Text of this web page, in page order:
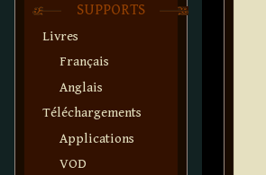
SUPPORTS
Livres
Français
Anglais
Téléchargements
Applications
VOD